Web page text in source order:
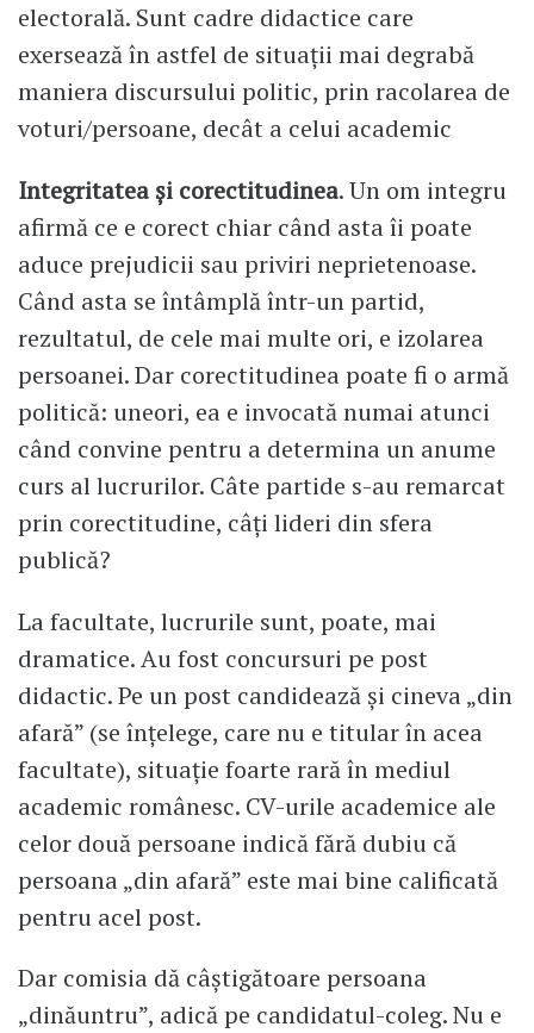
electorală. Sunt cadre didactice care
exersează în astfel de situații mai degrabă
maniera discursului politic, prin racolarea de
voturi/persoane, decât a celui academic
Integritatea și corectitudinea. Un om integru
afirmă ce e corect chiar când asta îi poate
aduce prejudicii sau priviri neprietenoase.
Când asta se întâmplă într-un partid,
rezultatul, de cele mai multe ori, e izolarea
persoanei. Dar corectitudinea poate fi o armă
politică: uneori, ea e invocată numai atunci
când convine pentru a determina un anume
curs al lucrurilor. Câte partide s-au remarcat
prin corectitudine, câți lideri din sfera
publică?
La facultate, lucrurile sunt, poate, mai
dramatice. Au fost concursuri pe post
didactic. Pe un post candidează și cineva „din
afară” (se înțelege, care nu e titular în acea
facultate), situație foarte rară în mediul
academic românesc. CV-urile academice ale
celor două persoane indică fără dubiu că
persoana „din afară” este mai bine calificată
pentru acel post.
Dar comisia dă câștigătoare persoana
„dinăuntru”, adică pe candidatul-coleg. Nu e